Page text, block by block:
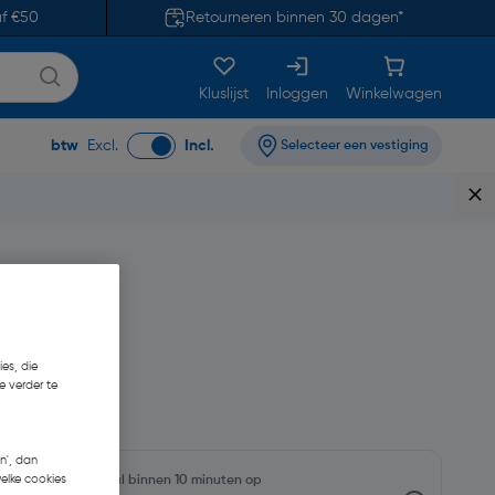
€50 Retourneren binnen 30 dagen*
Kluslijst Inloggen Winkelwagen
btw Excl. Incl. Selecteer een vestiging
en haal binnen 10 minuten op
die
verder te
dan
cookies